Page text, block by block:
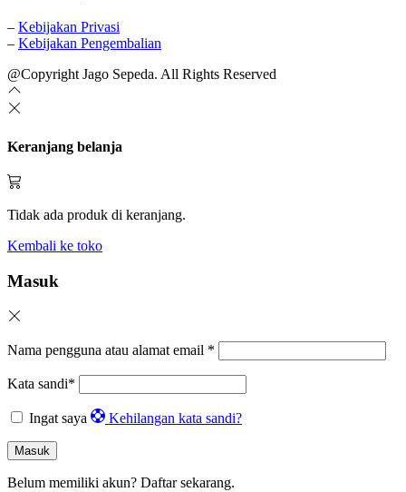
– Kebijakan Privasi
– Kebijakan Pengembalian
@Copyright Jago Sepeda. All Rights Reserved
Keranjang belanja
Tidak ada produk di keranjang.
Kembali ke toko
Masuk
Nama pengguna atau alamat email *
Kata sandi*
Ingat saya Kehilangan kata sandi?
Masuk
Belum memiliki akun? Daftar sekarang.